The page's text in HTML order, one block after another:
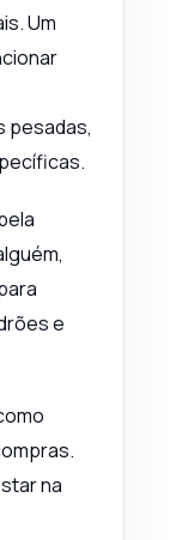
Um
pesadas,
e
na